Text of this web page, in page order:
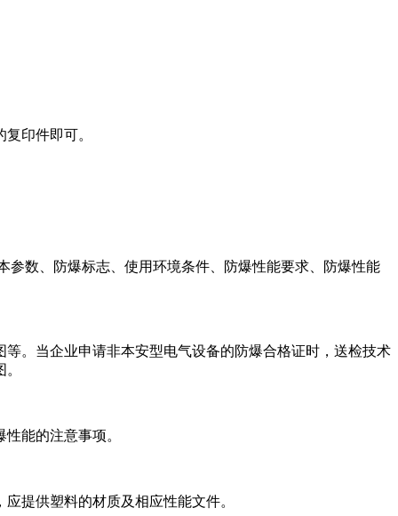
印件即可。
数、防爆标志、使用环境条件、防爆性能要求、防爆性能
。当企业申请非本安型电气设备的防爆合格证时，送检技术
能的注意事项。
提供塑料的材质及相应性能文件。